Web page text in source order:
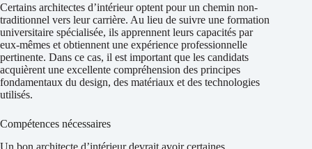
Certains architectes d’intérieur optent pour un chemin non-
traditionnel vers leur carrière. Au lieu de suivre une formation
universitaire spécialisée, ils apprennent leurs capacités par
eux-mêmes et obtiennent une expérience professionnelle
pertinente. Dans ce cas, il est important que les candidats
acquièrent une excellente compréhension des principes
fondamentaux du design, des matériaux et des technologies
utilisés.
Compétences nécessaires
Un bon architecte d’intérieur devrait avoir certaines